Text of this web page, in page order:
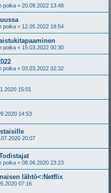
poika « 20.09.2022 13:48
poika « 12.05.2022 18:54
poika « 15.03.2022 00:30
poika « 03.03.2022 02:32
15:01
14:53
20:07
poika « 08.06.2020 23:23
lähtö<:Netflix
07:16